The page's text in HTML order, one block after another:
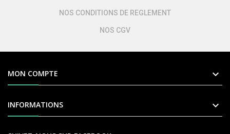
NOS CONDITIONS DE REGLEMENT
NOS CGV
MON COMPTE 
INFORMATIONS 